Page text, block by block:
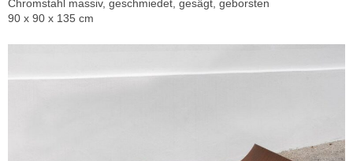
Chromstahl massiv, geschmiedet, gesägt, geborsten
90 x 90 x 135 cm